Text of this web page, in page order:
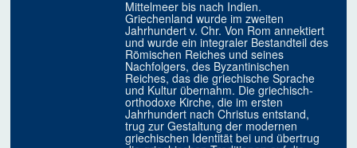
Mittelmeer bis nach Indien.
Griechenland wurde im zweiten
Jahrhundert v. Chr. Von Rom annektiert
und wurde ein integraler Bestandteil des
Römischen Reiches und seines
Nachfolgers, des Byzantinischen
Reiches, das die griechische Sprache
und Kultur übernahm. Die griechisch-
orthodoxe Kirche, die im ersten
Jahrhundert nach Christus entstand,
trug zur Gestaltung der modernen
griechischen Identität bei und übertrug